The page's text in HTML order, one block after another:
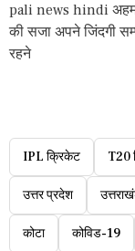
pali news hindi
की सजा अपने जिंदगी
रहने
IPL क्रिकेट T20
उत्तर प्रदेश
कोटा कोविड-19